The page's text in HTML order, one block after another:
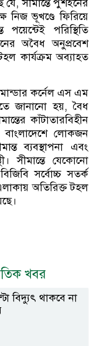
যে, সীমান্তে পুশইনের
নিজ ভূখণ্ডে ফিরিয়ে
পয়েন্টেই পরিস্থিতি
অবৈধ অনুপ্রবেশ
কার্যক্রম অব্যাহত
কর্নেল এস এম
জানানো হয়, বৈধ
কাঁটাতারবিহীন
লোকজন
ব্যবস্থাপনা এবং
​সীমান্তে যেকোনো
সর্বোচ্চ সতর্ক
এলাকায় অতিরিক্ত টহল
খবর
বিদ্যুৎ থাকবে না